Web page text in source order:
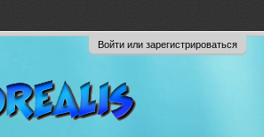
Войти или зарегистрироваться